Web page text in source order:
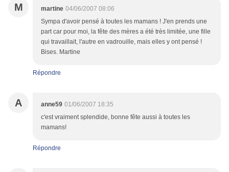
M martine 04/06/2007 08:06
Sympa d'avoir pensé à toutes les mamans ! J'en prends une
part car pour moi, la fête des mères a été très limitée, une fille
qui travaillait, l'autre en vadrouille, mais elles y ont pensé !
Bises. Martine
Répondre
A anne59 01/06/2007 18:35
c'est vraiment splendide, bonne fête aussi à toutes les
mamans!
Répondre